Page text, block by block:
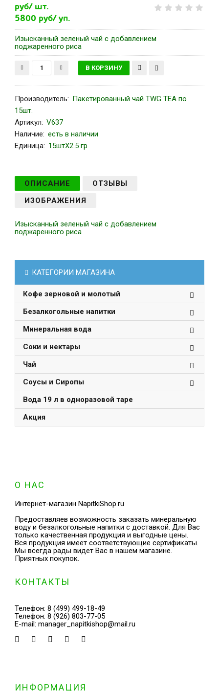
руб/ шт.
5800 руб/ уп.
Изысканный зеленый чай с добавлением
поджаренного риса
Производитель: Пакетированный чай TWG TEA по
15шт.
Артикул: V637
Наличие: есть в наличии
Единица: 15штХ2.5 гр
ОПИСАНИЕ
ОТЗЫВЫ
ИЗОБРАЖЕНИЯ
Изысканный зеленый чай с добавлением
поджаренного риса
КАТЕГОРИИ МАГАЗИНА
Кофе зерновой и молотый
Безалкогольные напитки
Минеральная вода
Соки и нектары
Чай
Соусы и Сиропы
Вода 19 л в одноразовой таре
Акция
О НАС
Интернет-магазин NapitkiShop.ru
Предоставляев возможность заказать минеральную
воду и безалкогольные напитки с доставкой. Для Вас
только качественная продукция и выгодные цены.
Вся продукция имеет соответствующие сертификаты.
Мы всегда рады видет Вас в нашем магазине.
Приятных покупок.
КОНТАКТЫ
Телефон: 8 (499) 499-18-49
Телефон: 8 (926) 803-77-05
E-mail: manager_napitkishop@mail.ru
ИНФОРМАЦИЯ